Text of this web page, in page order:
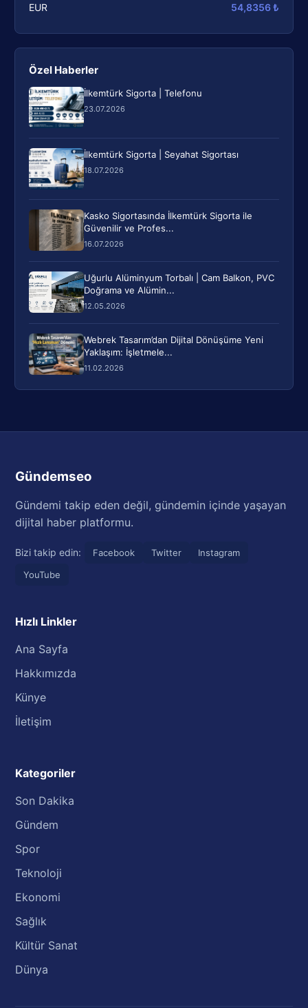
EUR 54,8356 ₺
Özel Haberler
İlkemtürk Sigorta | Telefonu
23.07.2026
İlkemtürk Sigorta | Seyahat Sigortası
18.07.2026
Kasko Sigortasında İlkemtürk Sigorta ile
Güvenilir ve Profes...
16.07.2026
Uğurlu Alüminyum Torbalı | Cam Balkon, PVC
Doğrama ve Alümin...
12.05.2026
Webrek Tasarım’dan Dijital Dönüşüme Yeni
Yaklaşım: İşletmele...
11.02.2026
Gündemseo
Gündemi takip eden değil, gündemin içinde yaşayan
dijital haber platformu.
Bizi takip edin: Facebook Twitter
Instagram
YouTube
Hızlı Linkler
Ana Sayfa
Hakkımızda
Künye
İletişim
Kategoriler
Son Dakika
Gündem
Spor
Teknoloji
Ekonomi
Sağlık
Kültür Sanat
Dünya